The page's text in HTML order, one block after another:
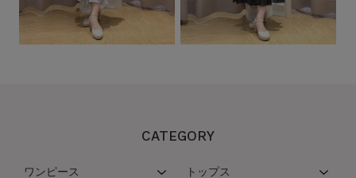
CATEGORY
ワンピース トップス